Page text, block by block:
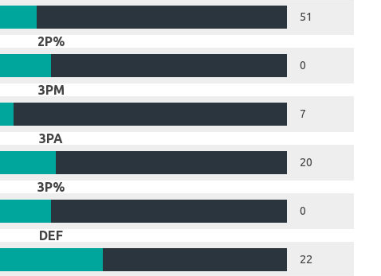
51
2P%
0
3PM
7
3PA
20
3P%
0
DEF
22